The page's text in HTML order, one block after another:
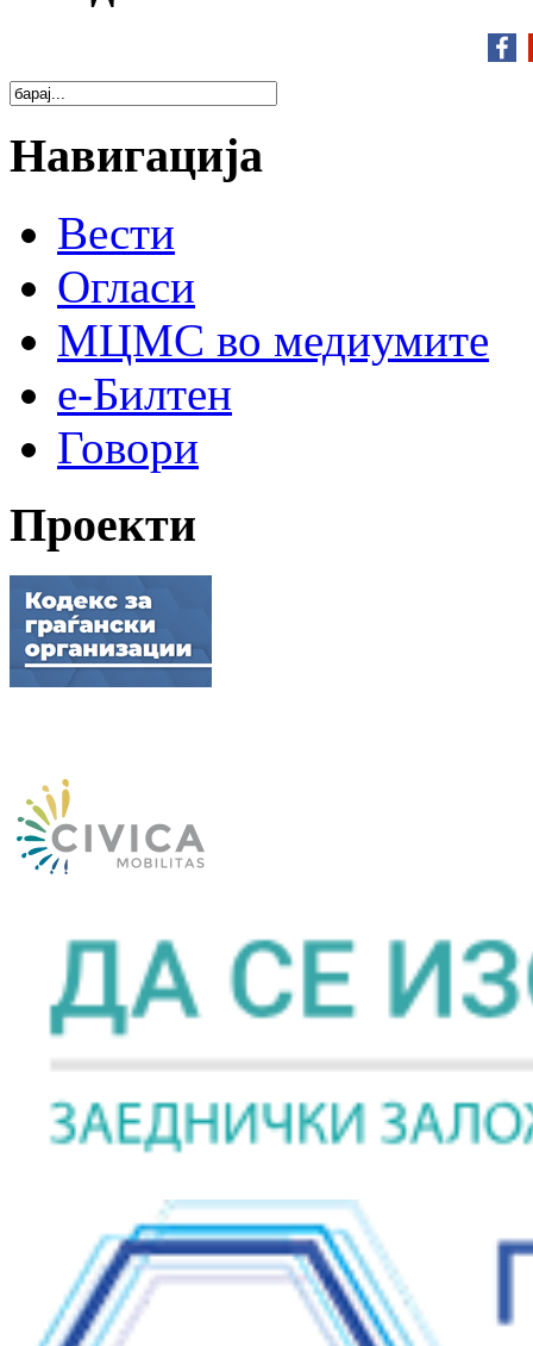
Навигација
Вести
Огласи
МЦМС во медиумите
е-Билтен
Говори
Проекти